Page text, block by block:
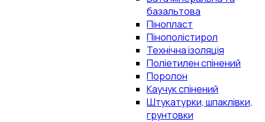
базальтова
Пінопласт
Пінополістирол
Технічна ізоляція
Поліетилен спінений
Поролон
Каучук спінений
Штукатурки, шпаклівки,
грунтовки